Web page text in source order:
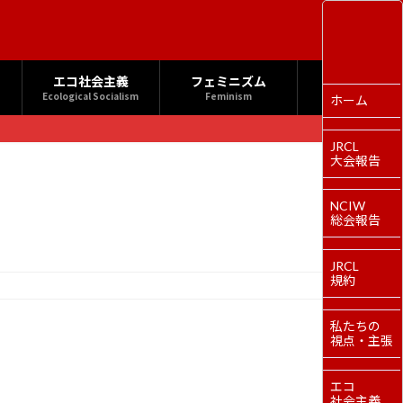
エコ社会主義
Ecological Socialism
フェミニズム
Feminism ホーム
JRCL
大会報告
NCIW
総会報告
JRCL
規約
私たちの
視点・主張
エコ